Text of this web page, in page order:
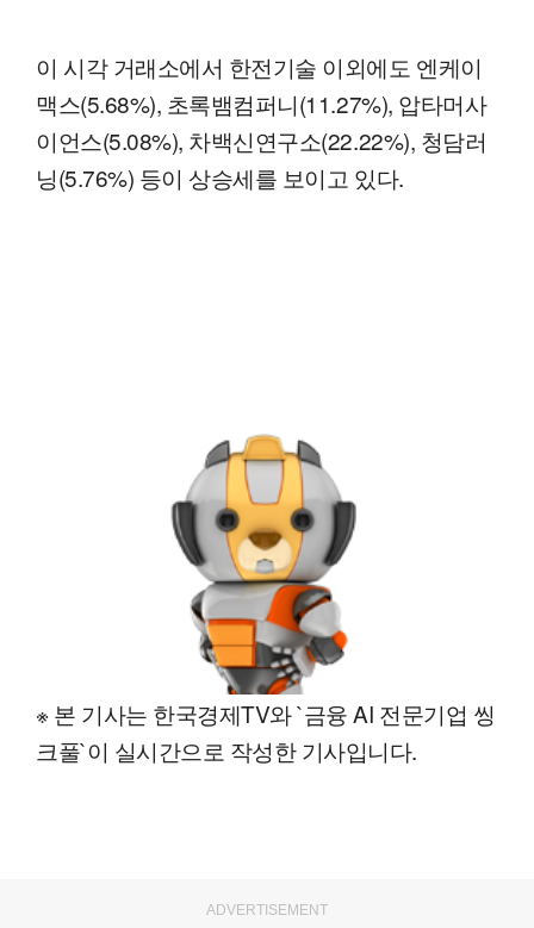
이 시각 거래소에서 한전기술 이외에도 엔케이
맥스(5.68%), 초록뱀컴퍼니(11.27%), 압타머사
이언스(5.08%), 차백신연구소(22.22%), 청담러
닝(5.76%) 등이 상승세를 보이고 있다.
※ 본 기사는 한국경제TV와 `금융 AI 전문기업 씽
크풀`이 실시간으로 작성한 기사입니다.
ADVERTISEMENT